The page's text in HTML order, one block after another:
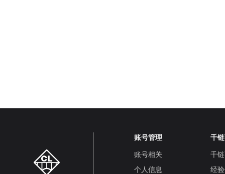
账号管理
账号相关
个人信息
千
千
经